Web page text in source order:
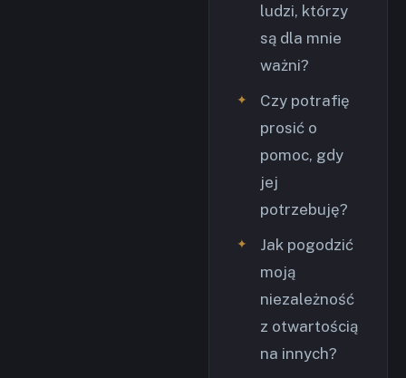
ludzi, którzy
są dla mnie
ważni?
Czy potrafię
prosić o
pomoc, gdy
jej
potrzebuję?
Jak pogodzić
moją
niezależność
z otwartością
na innych?